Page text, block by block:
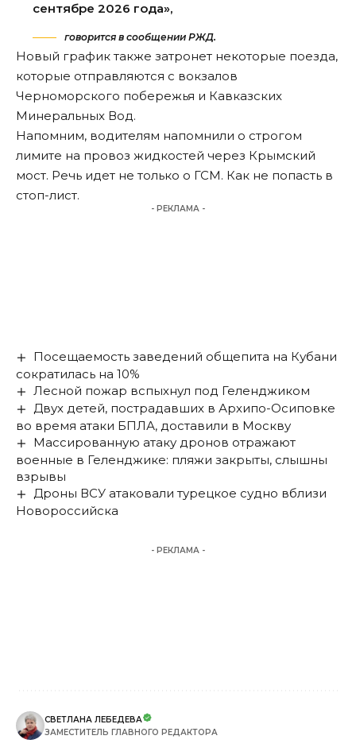
сентябре 2026 года»,
говорится в сообщении РЖД.
Новый график также затронет некоторые поезда,
которые отправляются с вокзалов
Черноморского побережья и Кавказских
Минеральных Вод.
Напомним, водителям напомнили о строгом
лимите на провоз жидкостей через Крымский
мост. Речь идет не только о ГСМ. Как не попасть в
стоп-лист.
- РЕКЛАМА -
Посещаемость заведений общепита на Кубани
сократилась на 10%
Лесной пожар вспыхнул под Геленджиком
Двух детей, пострадавших в Архипо-Осиповке
во время атаки БПЛА, доставили в Москву
Массированную атаку дронов отражают
военные в Геленджике: пляжи закрыты, слышны
взрывы
Дроны ВСУ атаковали турецкое судно вблизи
Новороссийска
- РЕКЛАМА -
СВЕТЛАНА ЛЕБЕДЕВА
ЗАМЕСТИТЕЛЬ ГЛАВНОГО РЕДАКТОРА